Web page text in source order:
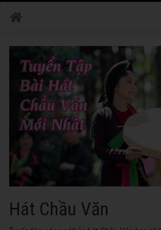
Hát Chầu Văn